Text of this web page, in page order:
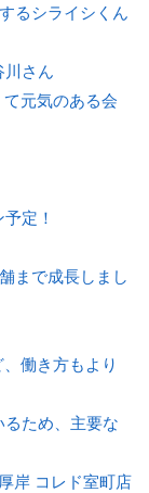
るシライシくん
川さん
元気のある会
定！
まで成長しまし
働き方もより
ため、主要な
岸 コレド室町店